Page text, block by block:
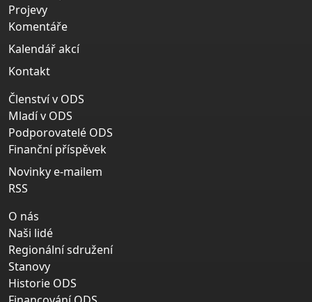
Projevy
Komentáře
Kalendář akcí
Kontakt
Členství v ODS
Mladí v ODS
Podporovatelé ODS
Finanční příspěvek
Novinky e-mailem
RSS
O nás
Naši lidé
Regionální sdružení
Stanovy
Historie ODS